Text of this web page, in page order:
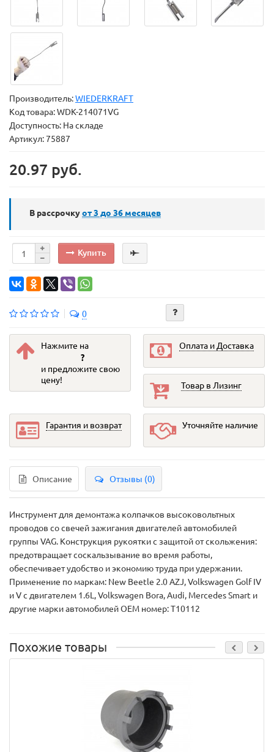
Производитель:WIEDERKRAFT
Код товара:WDK-214071VG
Доступность: На складе
Артикул: 75887
20.97 руб.
В рассрочкуот 3 до 36 месяцев
Купить
0
Нажмите на
?
и предложите свою
цену!
Оплата и Доставка
Товар в Лизинг
Гарантия и возврат Уточняйте наличие
Описание Отзывы (0)
Инструмент для демонтажа колпачков высоковольтных
проводов со свечей зажигания двигателей автомобилей
группы VAG. Конструкция рукоятки с защитой от скольжения:
предотвращает соскальзывание во время работы,
обеспечивает удобство и экономию труда при удержании.
Применение по маркам: New Beetle 2.0 AZJ, Volkswagen Golf IV
и V с двигателем 1.6L, Volkswagen Bora, Audi, Mercedes Smart и
другие марки автомобилей OEM номер: T10112
Похожие товары